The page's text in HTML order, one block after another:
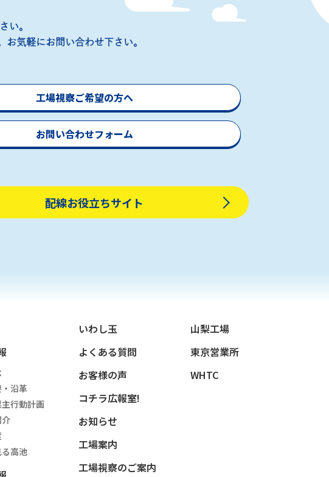
い。
気軽にお問い合わせ下さい。
工場視察ご希望の方へ
お問い合わせフォーム
配線お役立ちサイト
沿革
行動計画
高池
いわし玉
よくある質問
お客様の声
コチラ広報室!
お知らせ
工場案内
工場視察のご案内
山梨工場
東京営業所
WHTC